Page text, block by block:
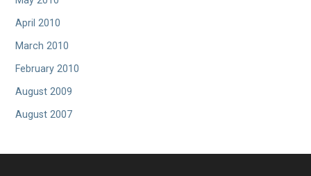
April 2010
March 2010
February 2010
August 2009
August 2007